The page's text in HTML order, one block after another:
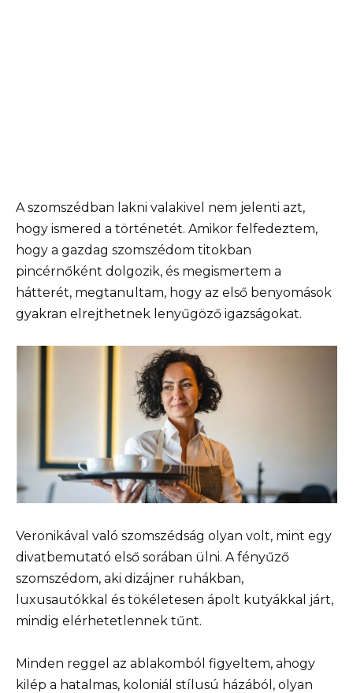
A szomszédban lakni valakivel nem jelenti azt,
hogy ismered a történetét. Amikor felfedeztem,
hogy a gazdag szomszédom titokban
pincérnőként dolgozik, és megismertem a
hátterét, megtanultam, hogy az első benyomások
gyakran elrejthetnek lenyűgöző igazságokat.
Veronikával való szomszédság olyan volt, mint egy
divatbemutató első sorában ülni. A fényűző
szomszédom, aki dizájner ruhákban,
luxusautókkal és tökéletesen ápolt kutyákkal járt,
mindig elérhetetlennek tűnt.
Minden reggel az ablakomból figyeltem, ahogy
kilép a hatalmas, koloniál stílusú házából, olyan